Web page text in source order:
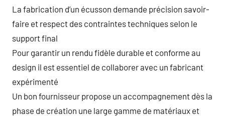
La fabrication d’un écusson demande précision savoir-
faire et respect des contraintes techniques selon le
support final
Pour garantir un rendu fidèle durable et conforme au
design il est essentiel de collaborer avec un fabricant
expérimenté
Un bon fournisseur propose un accompagnement dès la
phase de création une large gamme de matériaux et